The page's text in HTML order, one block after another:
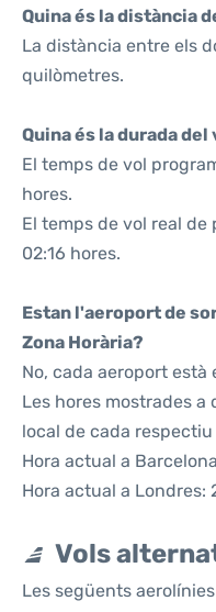
Quina és la distància
La distància entre els
quilòmetres.
Quina és la durada
El temps de vol
hores.
El temps de vol real
02:16 hores.
Estan l'aeroport de
Zona Horària?
No, cada aeroport
Les hores mostrades a
local de cada
Hora actual a
Hora actual a Londres:
Vols
Les següents